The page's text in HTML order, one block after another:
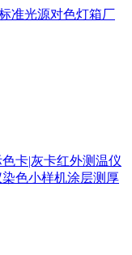
色卡|灰卡红外测温仪
染色小样机涂层测厚